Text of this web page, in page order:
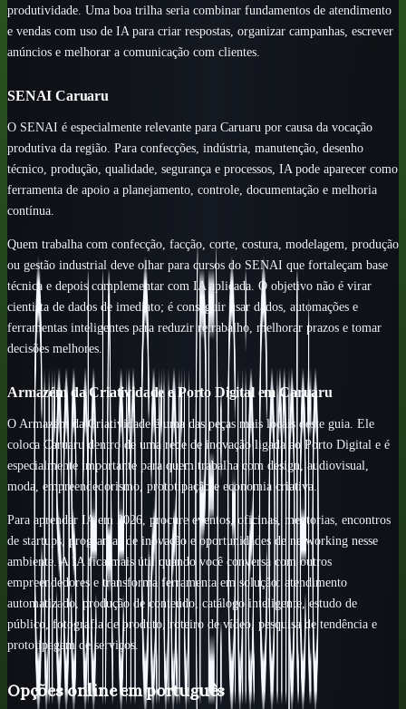
produtividade. Uma boa trilha seria combinar fundamentos de atendimento
e vendas com uso de IA para criar respostas, organizar campanhas, escrever
anúncios e melhorar a comunicação com clientes.
SENAI Caruaru
O SENAI é especialmente relevante para Caruaru por causa da vocação
produtiva da região. Para confecções, indústria, manutenção, desenho
técnico, produção, qualidade, segurança e processos, IA pode aparecer como
ferramenta de apoio a planejamento, controle, documentação e melhoria
contínua.
Quem trabalha com confecção, facção, corte, costura, modelagem, produção
ou gestão industrial deve olhar para cursos do SENAI que fortaleçam base
técnica e depois complementar com IA aplicada. O objetivo não é virar
cientista de dados de imediato; é conseguir usar dados, automações e
ferramentas inteligentes para reduzir retrabalho, melhorar prazos e tomar
decisões melhores.
Armazém da Criatividade e Porto Digital em Caruaru
O Armazém da Criatividade é uma das peças mais locais deste guia. Ele
coloca Caruaru dentro de uma rede de inovação ligada ao Porto Digital e é
especialmente importante para quem trabalha com design, audiovisual,
moda, empreendedorismo, prototipação e economia criativa.
Para aprender IA em 2026, procure eventos, oficinas, mentorias, encontros
de startups, programas de inovação e oportunidades de networking nesse
ambiente. A IA fica mais útil quando você conversa com outros
empreendedores e transforma ferramenta em solução: atendimento
automatizado, produção de conteúdo, catálogo inteligente, estudo de
público, fotografia de produto, roteiro de vídeo, pesquisa de tendência e
prototipagem de serviços.
Opções online em português